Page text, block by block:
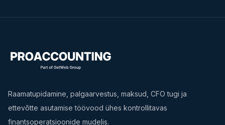
Raamatupidamine, palgaarvestus, maksud, CFO tugi ja
ettevõtte asutamise töövood ühes kontrollitavas
finantsoperatsioonide mudelis.